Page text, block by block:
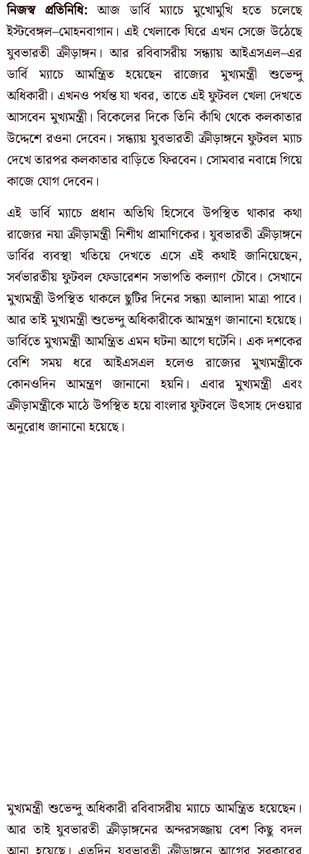
নিজস্ব প্রতিনিধি:‌আজ ডার্বি ম্যাচে মুখোমুখি হতে চলেছে
ইস্টবেঙ্গল–মোহনবাগান। এই খেলাকে ঘিরে এখন সেজে উঠেছে
যুবভারতী ক্রীড়াঙ্গন। আর রবিবাসরীয় সন্ধ্যায় আইএসএল–এর
ডার্বি ম্যাচে আমন্ত্রিত হয়েছেন রাজ্যের মুখ্যমন্ত্রী শুভেন্দু
অধিকারী। এখনও পর্যন্ত যা খবর, তাতে এই ফুটবল খেলা দেখতে
আসবেন মুখ্যমন্ত্রী। বিকেলের দিকে তিনি কাঁথি থেকে কলকাতার
উদ্দেশে রওনা দেবেন। সন্ধ্যায় যুবভারতী ক্রীড়াঙ্গনে ফুটবল ম্যাচ
দেখে তারপর কলকাতার বাড়িতে ফিরবেন। সোমবার নবান্নে গিয়ে
কাজে যোগ দেবেন।
এই ডার্বি ম্যাচে প্রধান অতিথি হিসেবে উপস্থিত থাকার কথা
রাজ্যের নয়া ক্রীড়ামন্ত্রী নিশীথ প্রামাণিকের। যুবভারতী ক্রীড়াঙ্গনে
ডার্বির ব্যবস্থা খতিয়ে দেখতে এসে এই কথাই জানিয়েছেন,
সর্বভারতীয় ফুটবল ফেডারেশন সভাপতি কল্যাণ চৌবে। সেখানে
মুখ্যমন্ত্রী উপস্থিত থাকলে ছুটির দিনের সন্ধ্যা আলাদা মাত্রা পাবে।
আর তাই মুখ্যমন্ত্রী শুভেন্দু অধিকারীকে আমন্ত্রণ জানানো হয়েছে।
ডার্বিতে মুখ্যমন্ত্রী আমন্ত্রিত এমন ঘটনা আগে ঘটেনি। এক দশকের
বেশি সময় ধরে আইএসএল হলেও রাজ্যের মুখ্যমন্ত্রীকে
কোনওদিন আমন্ত্রণ জানানো হয়নি। এবার মুখ্যমন্ত্রী এবং
ক্রীড়ামন্ত্রীকে মাঠে উপস্থিত হয়ে বাংলার ফুটবলে উৎসাহ দেওয়ার
অনুরোধ জানানো হয়েছে।
মুখ্যমন্ত্রী শুভেন্দু অধিকারী রবিবাসরীয় ম্যাচে আমন্ত্রিত হয়েছেন।
আর তাই যুবভারতী ক্রীড়াঙ্গনের অন্দরসজ্জায় বেশ কিছু বদল